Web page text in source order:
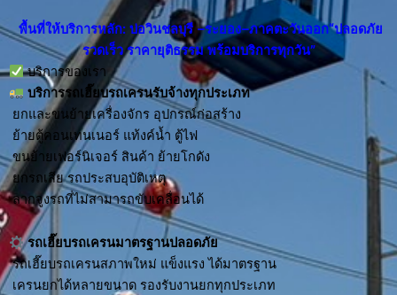
พื้นที่ให้บริการหลัก: บ่อวินชลบุรี –ระยอง–ภาคตะวันออก“ปลอดภัย
รวดเร็ว ราคายุติธรรม พร้อมบริการทุกวัน”
บริการของเรา
บริการรถเฮี๊ยบรถเครนรับจ้างทุกประเภท
ยกและขนย้ายเครื่องจักร อุปกรณ์ก่อสร้าง
ย้ายตู้คอนเทนเนอร์ แท้งค์น้ำ ตู้ไฟ
ขนย้ายเฟอร์นิเจอร์ สินค้า ย้ายโกดัง
ยกรถเสีย รถประสบอุบัติเหตุ
ลากจูงรถที่ไม่สามารถขับเคลื่อนได้
รถเฮี๊ยบรถเครนมาตรฐานปลอดภัย
รถเฮี๊ยบรถเครนสภาพใหม่ แข็งแรง ได้มาตรฐาน
เครนยกได้หลายขนาด รองรับงานยกทุกประเภท